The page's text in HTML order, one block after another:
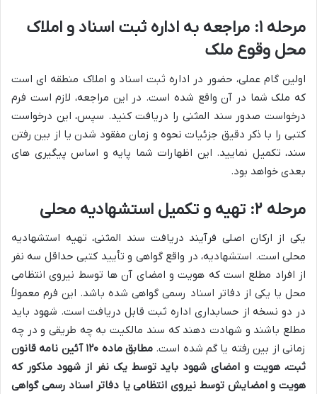
مرحله ۱: مراجعه به اداره ثبت اسناد و املاک
محل وقوع ملک
اولین گام عملی، حضور در اداره ثبت اسناد و املاک منطقه ای است
که ملک شما در آن واقع شده است. در این مراجعه، لازم است فرم
درخواست صدور سند المثنی را دریافت کنید. سپس، این درخواست
کتبی را با ذکر دقیق جزئیات نحوه و زمان مفقود شدن یا از بین رفتن
سند، تکمیل نمایید. این اظهارات شما پایه و اساس پیگیری های
بعدی خواهد بود.
مرحله ۲: تهیه و تکمیل استشهادیه محلی
یکی از ارکان اصلی فرآیند دریافت سند المثنی، تهیه استشهادیه
محلی است. استشهادیه، در واقع گواهی و تأیید کتبی حداقل سه نفر
از افراد مطلع است که هویت و امضای آن ها توسط نیروی انتظامی
محل یا یکی از دفاتر اسناد رسمی گواهی شده باشد. این فرم معمولاً
در دو نسخه از حسابداری اداره ثبت قابل دریافت است. شهود باید
مطلع باشند و شهادت دهند که سند مالکیت به چه طریقی و در چه
زمانی از بین رفته یا گم شده است.
مطابق ماده ۱۲۰ آئین نامه قانون
ثبت، هویت و امضای شهود باید توسط یک نفر از شهود مذکور که
هویت و امضایش توسط نیروی انتظامی یا دفاتر اسناد رسمی گواهی